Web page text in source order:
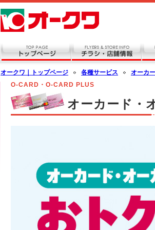
オークワ｜トップページ 各種サービス オーカ
O-CARD・O-CARD PLUS
オーカード・